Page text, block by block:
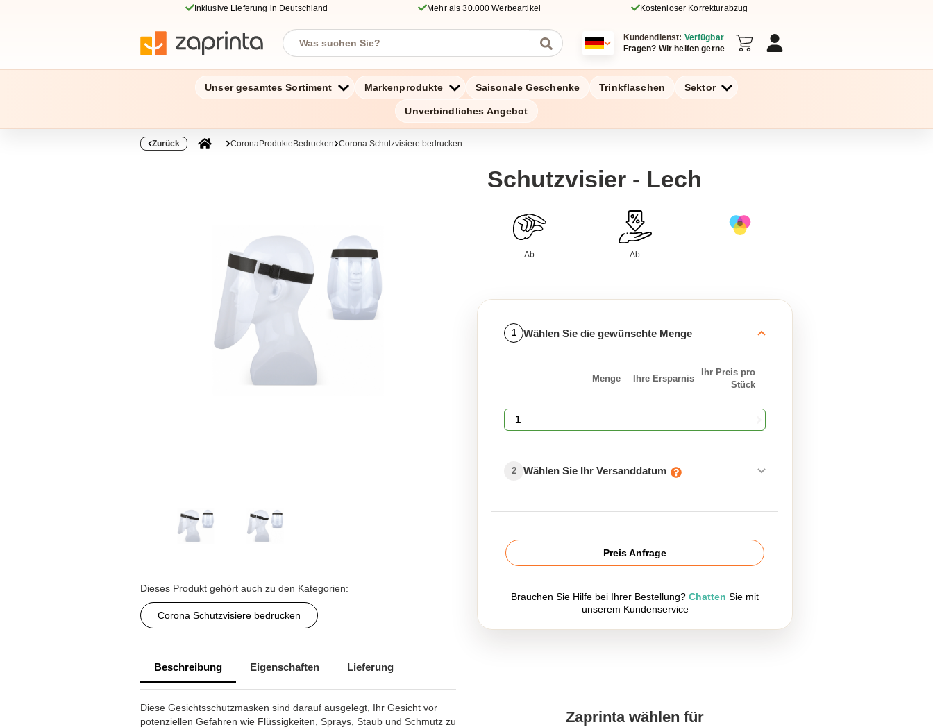
Inklusive Lieferung in Deutschland Mehr als 30.000 Werbeartikel Kostenloser Korrekturabzug
Kundendienst: Verfügbar
Fragen? Wir helfen gerne
Unser gesamtes Sortiment Markenprodukte Saisonale Geschenke Trinkflaschen Sektor
Unverbindliches Angebot
Zurück CoronaProdukteBedrucken Corona Schutzvisiere bedrucken
Dieses Produkt gehört auch zu den Kategorien:
Corona Schutzvisiere bedrucken
Beschreibung Eigenschaften Lieferung
Diese Gesichtsschutzmasken sind darauf ausgelegt, Ihr Gesicht vor
potenziellen Gefahren wie Flüssigkeiten, Sprays, Staub und Schmutz zu
Schutzvisier - Lech
Ab Ab
1 Wählen Sie die gewünschte Menge
Menge Ihre Ersparnis
Ihr Preis pro
Stück
2 Wählen Sie Ihr Versanddatum
Preis Anfrage
Brauchen Sie Hilfe bei Ihrer Bestellung? Chatten Sie mit
unserem Kundenservice
Zaprinta wählen für